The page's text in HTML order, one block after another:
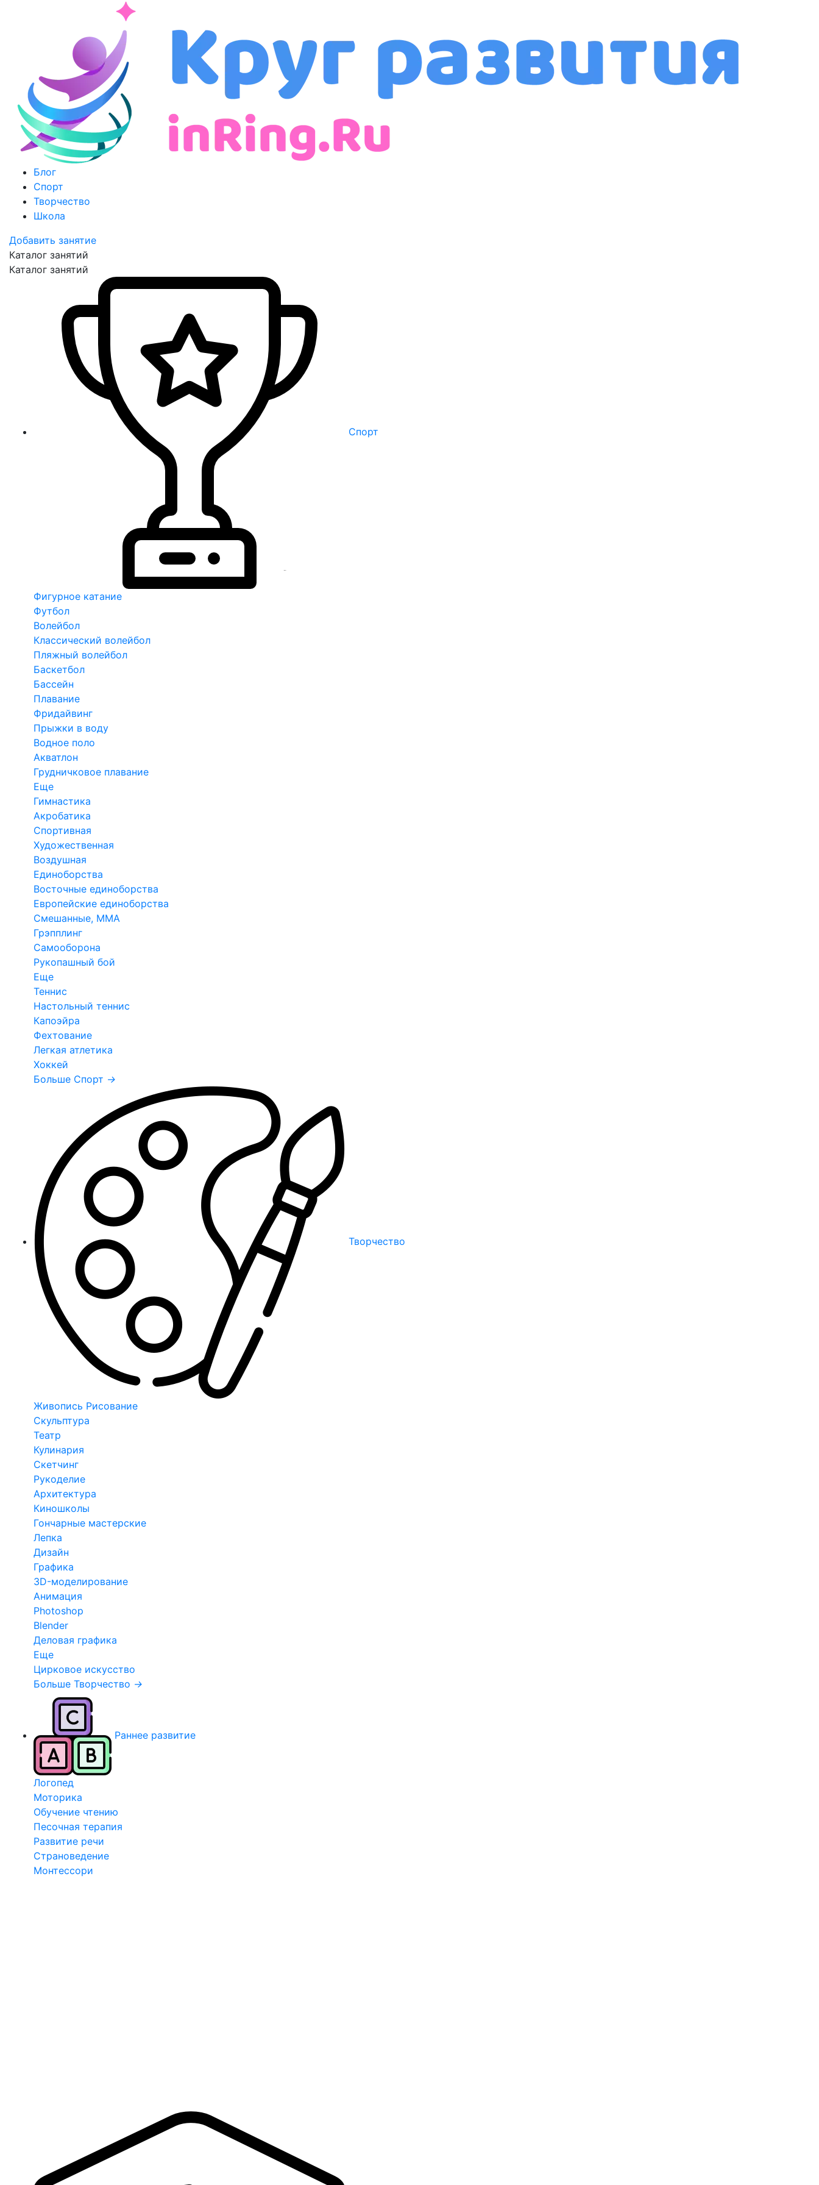
Блог
Спорт
Творчество
Школа
Добавить занятие
Каталог занятий
Каталог занятий
Спорт
Фигурное катание
Футбол
Волейбол
Классический волейбол
Пляжный волейбол
Баскетбол
Бассейн
Плавание
Фридайвинг
Прыжки в воду
Водное поло
Акватлон
Грудничковое плавание
Еще
Гимнастика
Акробатика
Спортивная
Художественная
Воздушная
Единоборства
Восточные единоборства
Европейские единоборства
Смешанные, ММА
Грэпплинг
Самооборона
Рукопашный бой
Еще
Теннис
Настольный теннис
Капоэйра
Фехтование
Легкая атлетика
Хоккей
Больше Спорт →
Творчество
Живопись Рисование
Скульптура
Театр
Кулинария
Скетчинг
Рукоделие
Архитектура
Киношколы
Гончарные мастерские
Лепка
Дизайн
Графика
3D-моделирование
Анимация
Photoshop
Blender
Деловая графика
Еще
Цирковое искусство
Больше Творчество →
Раннее развитие
Логопед
Моторика
Обучение чтению
Песочная терапия
Развитие речи
Страноведение
Монтессори